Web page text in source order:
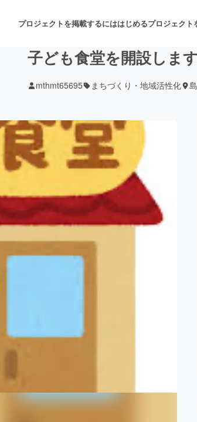
プロジェクトを掲載するにははじめるプロジェクト
音楽 舞台・
ゲーム・サービス開発
書籍・雑誌出版 アニメ・漫
チャレンジ ビュー
CAMPFIREふるさと納税
子ども食堂を開設します
mthmt65695 まちづくり・地域活性化